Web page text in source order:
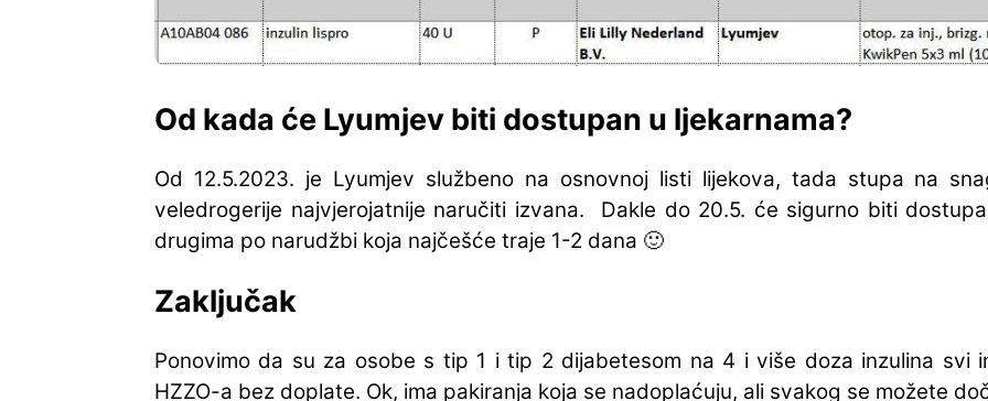
Od kada će Lyumjev biti dostupan u ljekarnama?
Od 12.5.2023. je Lyumjev službeno na osnovnoj listi lijekova, tada stupa na
veledrogerije najvjerojatnije naručiti izvana. Dakle do 20.5. će sigurno biti
drugima po narudžbi koja najčešće traje 1-2 dana 🙂
Zaključak
Ponovimo da su za osobe s tip 1 i tip 2 dijabetesom na 4 i više doza inzulina svi
HZZO-a bez doplate. Ok, ima pakiranja koja se nadoplaćuju, ali svakog se možete